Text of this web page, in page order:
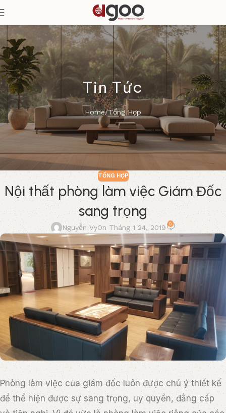
Tin Tức
Home Tổng Hợp
TỔNG HỢP
Nội thất phòng làm việc Giám Đốc
sang trọng
Nguyễn VyOn Tháng 1 24, 2019 0
Phòng làm việc của giám đốc luôn được chú ý thiết kế
để thể hiện được sự sang trọng, uy quyền, đẳng cấp